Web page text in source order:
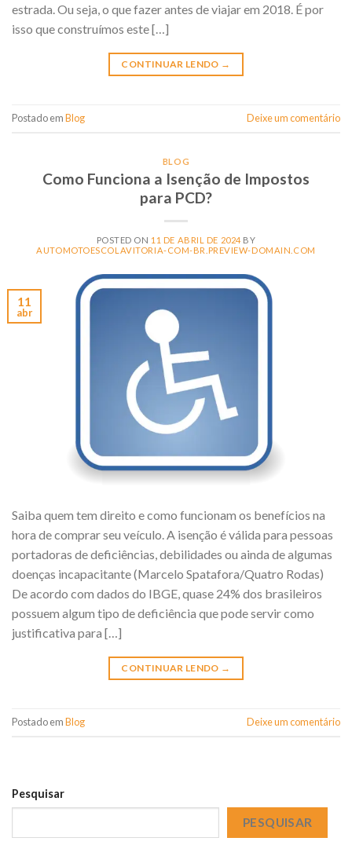
estrada. Ou seja, o que fazer antes de viajar em 2018. É por
isso que construímos este […]
CONTINUAR LENDO →
Postado emBlog Deixe um comentário
BLOG
Como Funciona a Isenção de Impostos
para PCD?
POSTED ON 11 DE ABRIL DE 2024 BY
AUTOMOTOESCOLAVITORIA-COM-BR.PREVIEW-DOMAIN.COM
11
abr
Saiba quem tem direito e como funcionam os benefícios na
hora de comprar seu veículo. A isenção é válida para pessoas
portadoras de deficiências, debilidades ou ainda de algumas
doenças incapacitante (Marcelo Spatafora/Quatro Rodas)
De acordo com dados do IBGE, quase 24% dos brasileiros
possuem algum tipo de deficiência que pode servir como
justificativa para […]
CONTINUAR LENDO →
Postado emBlog Deixe um comentário
Pesquisar
PESQUISAR